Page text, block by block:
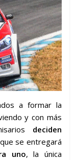
a formar la
y con más
deciden
se entregará
uno, la única